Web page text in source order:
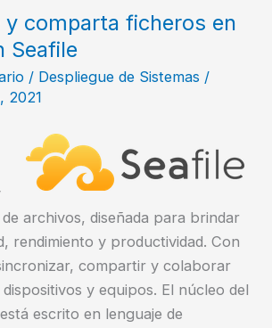
y comparta ficheros en
Seafile
/ Despliegue de Sistemas /
2021
archivos, diseñada para brindar
rendimiento y productividad. Con
compartir y colaborar
y equipos. El núcleo del
escrito en lenguaje de